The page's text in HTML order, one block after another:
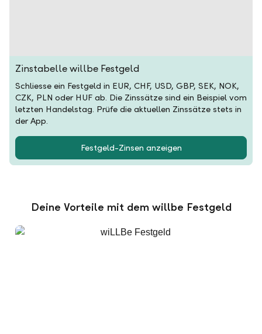
Zinstabelle willbe Festgeld
Schliesse ein Festgeld in EUR, CHF, USD, GBP, SEK, NOK,
CZK, PLN oder HUF ab. Die Zinssätze sind ein Beispiel vom
letzten Handelstag. Prüfe die aktuellen Zinssätze stets in
der App.
Festgeld-Zinsen anzeigen
Deine Vorteile mit dem willbe Festgeld